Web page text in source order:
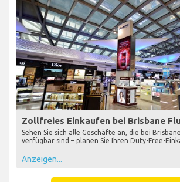
Zollfreies Einkaufen bei Brisbane
Sehen Sie sich alle Geschäfte an, die bei
verfügbar sind – planen Sie Ihren Duty-Free-
Anzeigen...